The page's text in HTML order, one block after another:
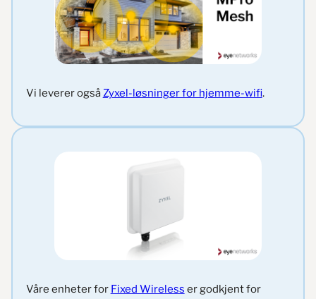
Vi leverer ogsåZyxel-løsninger for hjemme-wifi.
Våre enheter for Fixed Wireless er godkjent for